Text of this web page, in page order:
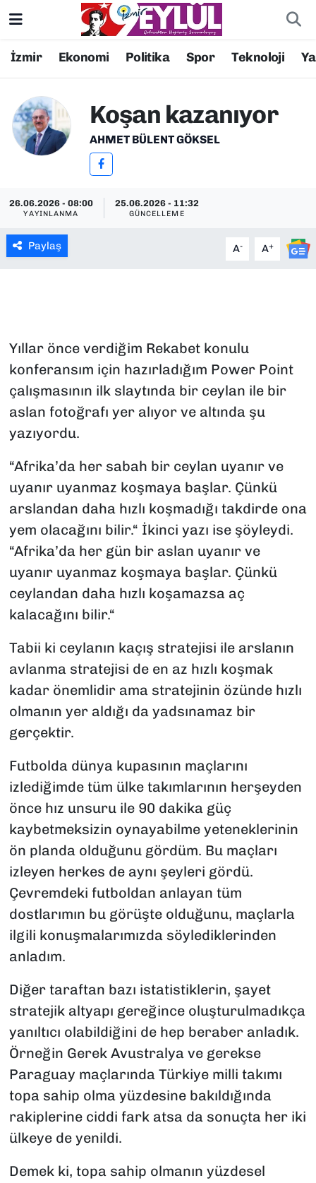
İzmir Ekonomi Politika Spor Teknoloji
Koşan kazanıyor
AHMET BÜLENT GÖKSEL
26.06.2026 - 08:00
YAYINLANMA
25.06.2026 - 11:32
GÜNCELLEME
Paylaş A- A+
Yıllar önce verdiğim Rekabet konulu
konferansım için hazırladığım Power Point
çalışmasının ilk slaytında bir ceylan ile bir
aslan fotoğrafı yer alıyor ve altında şu
yazıyordu.
“Afrika’da her sabah bir ceylan uyanır ve
uyanır uyanmaz koşmaya başlar. Çünkü
arslandan daha hızlı koşmadığı takdirde ona
yem olacağını bilir.“ İkinci yazı ise şöyleydi.
“Afrika’da her gün bir aslan uyanır ve
uyanır uyanmaz koşmaya başlar. Çünkü
ceylandan daha hızlı koşamazsa aç
kalacağını bilir.“
Tabii ki ceylanın kaçış stratejisi ile arslanın
avlanma stratejisi de en az hızlı koşmak
kadar önemlidir ama stratejinin özünde hızlı
olmanın yer aldığı da yadsınamaz bir
gerçektir.
Futbolda dünya kupasının maçlarını
izlediğimde tüm ülke takımlarının herşeyden
önce hız unsuru ile 90 dakika güç
kaybetmeksizin oynayabilme yeteneklerinin
ön planda olduğunu gördüm. Bu maçları
izleyen herkes de aynı şeyleri gördü.
Çevremdeki futboldan anlayan tüm
dostlarımın bu görüşte olduğunu, maçlarla
ilgili konuşmalarımızda söylediklerinden
anladım.
Diğer taraftan bazı istatistiklerin, şayet
stratejik altyapı gereğince oluşturulmadıkça
yanıltıcı olabildiğini de hep beraber anladık.
Örneğin Gerek Avustralya ve gerekse
Paraguay maçlarında Türkiye milli takımı
topa sahip olma yüzdesine bakıldığında
rakiplerine ciddi fark atsa da sonuçta her iki
ülkeye de yenildi.
Demek ki, topa sahip olmanın yüzdesel
Resmi İlanlar
DÜNYA
EKONOMİ
KÜLTÜR SANAT
SAĞLIK
SPOR
TEKNOLOJİ
YEREL YÖNETİMLER
Konak Nöbetçi Eczaneler
Konak Trafik Yoğunluk Haritası
Süper Lig Puan Durumu ve Fikstür
Tüm Manşetler
Son Dakika Haberleri